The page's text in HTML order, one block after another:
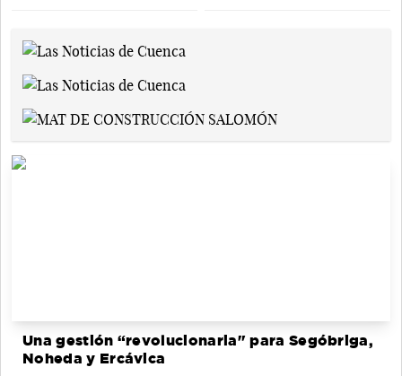
Una gestión “revolucionaria" para Segóbriga,
Noheda y Ercávica